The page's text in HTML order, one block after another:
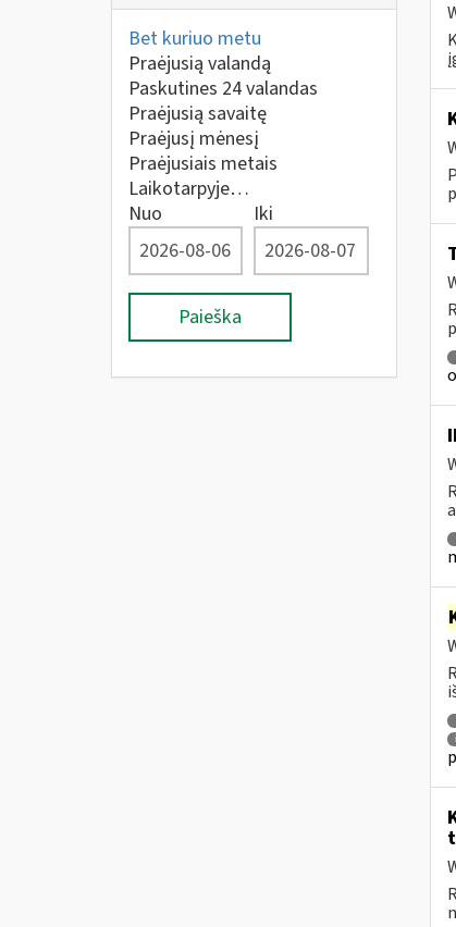
Bet kuriuo metu
Praėjusią valandą
Paskutines 24 valandas
Praėjusią savaitę
Praėjusį mėnesį
Praėjusiais metais
Laikotarpyje…
Nuo
Iki
Paieška